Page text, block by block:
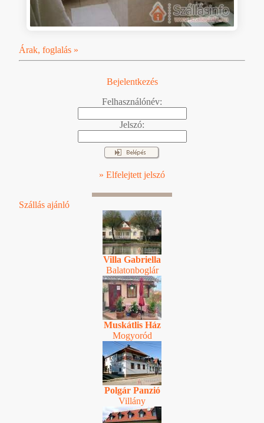
Árak, foglalás »
Bejelentkezés
Felhasználónév:
Jelszó:
» Elfelejtett jelszó
Szállás ajánló
Villa Gabriella
Balatonboglár
Muskátlis Ház
Mogyoród
Polgár Panzió
Villány